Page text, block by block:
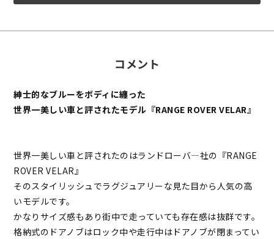
コメント
紳士的なブルーをボディに纏った
世界一美しい車と評されたモデル『RANGE ROVER VELAR』
世界一美しい車と評されたのはランドローバ―社の『RANGE
ROVER VELAR』
そのスタイリッシュでラグジュアリーな見た目から人気の高
いモデルです。
かなりサイズ感もあり街中で走っていても存在感は抜群です。
格納式のドアノブはロック中や走行中はドアノブが閉まってい